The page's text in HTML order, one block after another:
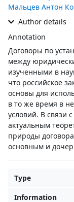
Мальцев Антон
Author details
Annotation
Договоры по
между
изученными в
что российское
основы для
в то же время в
условий. В связи
актуальным
природы
основным и
Type
Information